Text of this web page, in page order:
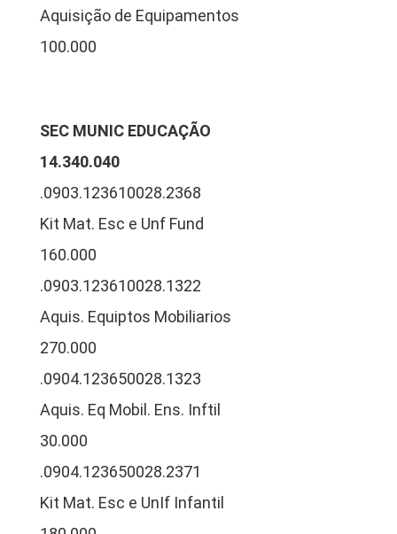
Aquisição de Equipamentos
100.000
SEC MUNIC EDUCAÇÃO
14.340.040
.0903.123610028.2368
Kit Mat. Esc e Unf Fund
160.000
.0903.123610028.1322
Aquis. Equiptos Mobiliarios
270.000
.0904.123650028.1323
Aquis. Eq Mobil. Ens. Inftil
30.000
.0904.123650028.2371
Kit Mat. Esc e UnIf Infantil